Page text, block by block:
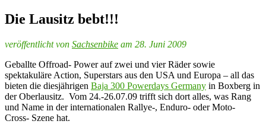
Die Lausitz bebt!!!
veröffentlicht von Sachsenbike am 28. Juni 2009
Geballte Offroad- Power auf zwei und vier Räder sowie
spektakuläre Action, Superstars aus den USA und Europa – all das
bieten die diesjährigen Baja 300 Powerdays Germany in Boxberg in
der Oberlausitz. Vom 24.-26.07.09 trifft sich dort alles, was Rang
und Name in der internationalen Rallye-, Enduro- oder Moto-
Cross- Szene hat.